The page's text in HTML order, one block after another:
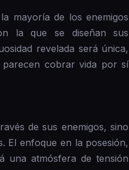
mayoría de los enemigos
la que se diseñan sus
revelada será única,
parecen cobrar vida por sí
de sus enemigos, sino
El enfoque en la posesión,
una atmósfera de tensión